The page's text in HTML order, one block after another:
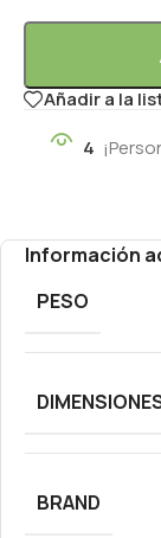
Añadir a la
4
Información
PESO
BRAND